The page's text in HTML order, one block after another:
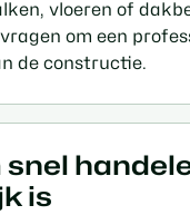
vloeren of
om een
de constructie.
is